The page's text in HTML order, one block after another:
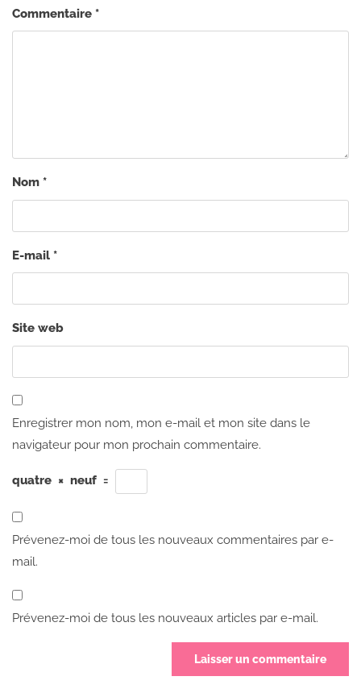
Commentaire *
Nom *
E-mail *
Site web
Enregistrer mon nom, mon e-mail et mon site dans le
navigateur pour mon prochain commentaire.
quatre × neuf =
Prévenez-moi de tous les nouveaux commentaires par e-
mail.
Prévenez-moi de tous les nouveaux articles par e-mail.